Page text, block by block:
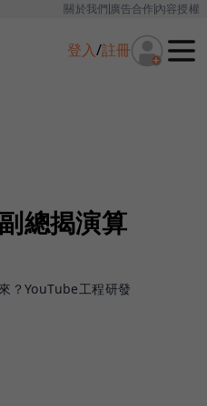
關於我們廣告合作內容授權
登入/註冊
總揭演算
？YouTube工程研發